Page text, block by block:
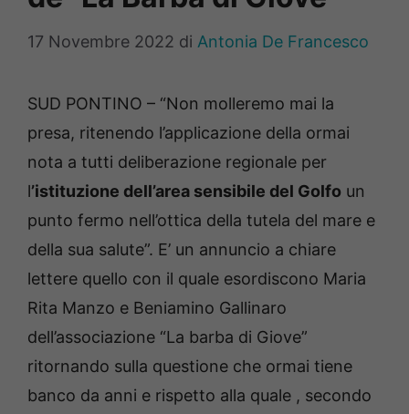
17 Novembre 2022 di Antonia De Francesco
SUD PONTINO – “Non molleremo mai la
presa, ritenendo l’applicazione della ormai
nota a tutti deliberazione regionale per
l’istituzione dell’area sensibile del Golfo un
punto fermo nell’ottica della tutela del mare e
della sua salute”. E’ un annuncio a chiare
lettere quello con il quale esordiscono Maria
Rita Manzo e Beniamino Gallinaro
dell’associazione “La barba di Giove”
ritornando sulla questione che ormai tiene
banco da anni e rispetto alla quale , secondo